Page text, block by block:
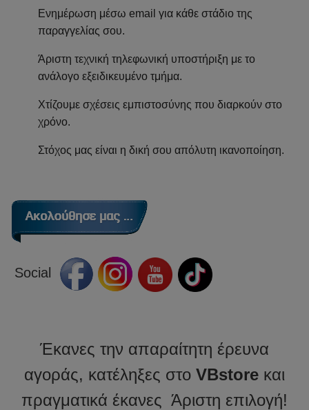
Ενημέρωση μέσω email για κάθε στάδιο της
παραγγελίας σου.
Άριστη τεχνική τηλεφωνική υποστήριξη με το
ανάλογο εξειδικευμένο τμήμα.
Χτίζουμε σχέσεις εμπιστοσύνης που διαρκούν στο
χρόνο.
Στόχος μας είναι η δική σου απόλυτη ικανοποίηση.
Social
Έκανες την απαραίτητη έρευνα
αγοράς, κατέληξες στο VBstore και
πραγματικά έκανες Άριστη επιλογή!